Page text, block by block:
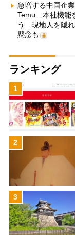
急増する中国企
Temu…本社機能
う 現地人を隠れ
懸念も
ランキング
1
2
3